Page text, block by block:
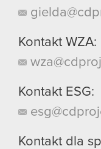
Kontakt WZA:
Kontakt ESG:
Kontakt dla